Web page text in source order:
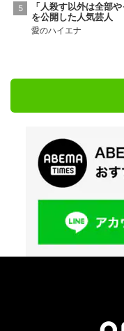
「人殺す以外は全部
を公開した人気芸人
愛のハイエナ